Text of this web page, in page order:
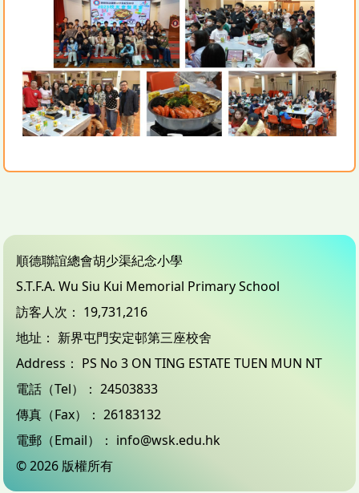
順德聯誼總會胡少渠紀念小學
S.T.F.A. Wu Siu Kui Memorial Primary School
訪客人次： 19,731,216
地址： 新界屯門安定邨第三座校舍
Address： PS No 3 ON TING ESTATE TUEN MUN NT
電話（Tel）： 24503833
傳真（Fax）： 26183132
電郵（Email）： info@wsk.edu.hk
© 2026 版權所有